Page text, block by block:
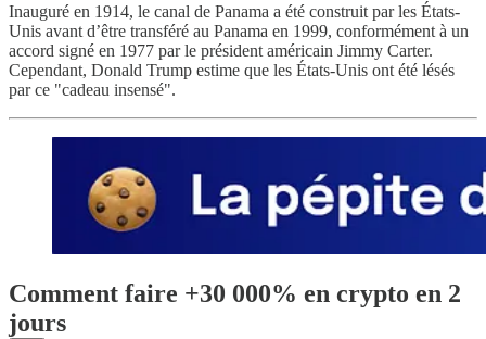
Inauguré en 1914, le canal de Panama a été construit par les États-
Unis avant d’être transféré au Panama en 1999, conformément à un
accord signé en 1977 par le président américain Jimmy Carter.
Cependant, Donald Trump estime que les États-Unis ont été lésés
par ce "cadeau insensé".
Comment faire +30 000% en crypto en 2
jours